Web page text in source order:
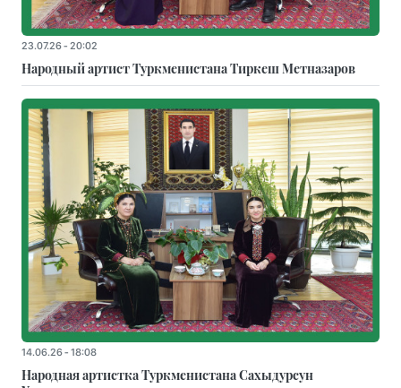
23.07.26 - 20:02
Народный артист Туркменистана Тиркеш Мeтназаров
14.06.26 - 18:08
Народная артистка Туркменистана Сахыдурсун